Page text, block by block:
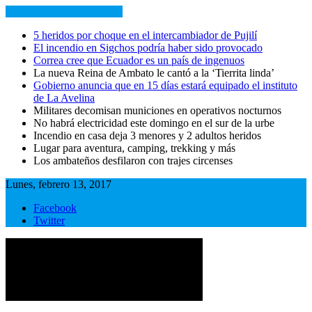
5 heridos por choque en el intercambiador de Pujilí
El incendio en Sigchos podría haber sido provocado
Correa cree que Ecuador es un país de ingenuos
La nueva Reina de Ambato le cantó a la ‘Tierrita linda’
Gobierno anuncia que en 15 días estará equipado el instituto
de La Avelina
Militares decomisan municiones en operativos nocturnos
No habrá electricidad este domingo en el sur de la urbe
Incendio en casa deja 3 menores y 2 adultos heridos
Lugar para aventura, camping, trekking y más
Los ambateños desfilaron con trajes circenses
Lunes, febrero 13, 2017
Facebook
Twitter